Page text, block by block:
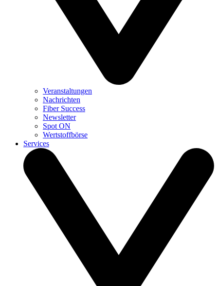
Veranstaltungen
Nachrichten
Fiber Success
Newsletter
Spot ON
Wertstoffbörse
Services